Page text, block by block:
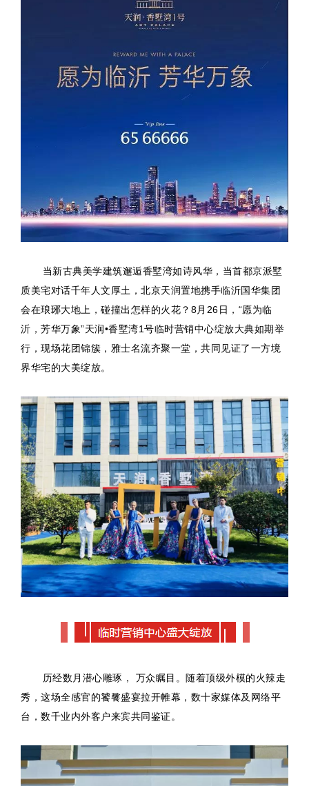
当新古典美学建筑邂逅香墅湾如诗风华，当首都京派墅
质美宅对话千年人文厚土，北京天润置地携手临沂国华集团
会在琅琊大地上，碰撞出怎样的火花？8月26日，“愿为临
沂，芳华万象”天润•香墅湾1号临时营销中心绽放大典如期举
行，现场花团锦簇，雅士名流齐聚一堂，共同见证了一方境
界华宅的大美绽放。
历经数月潜心雕琢， 万众瞩目。随着顶级外模的火辣走
秀，这场全感官的饕餮盛宴拉开帷幕，数十家媒体及网络平
台，数千业内外客户来宾共同鉴证。